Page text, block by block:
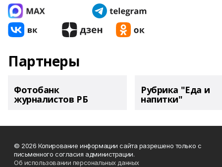
Партнеры
Фотобанк
журналистов РБ
Рубрика "Еда и
напитки"
© 2026 Копирование информации сайта разрешено только с
письменного согласия администрации.
Об использовании персональных данных